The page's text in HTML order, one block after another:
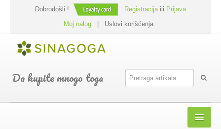
Dobrodošli ! Registracijaili Prijava
Moj nalog
Uslovi korišćenja
Da kupite mnogo toga